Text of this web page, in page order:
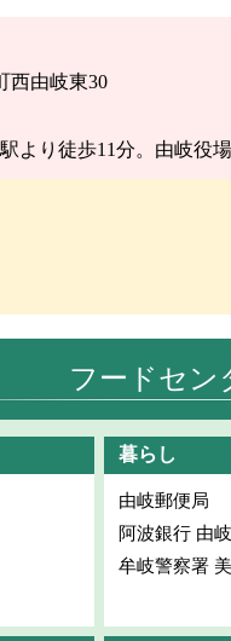
西由岐東30
より徒歩11分。由岐役
フードセン
暮らし
由岐郵便局
阿波銀行 由
牟岐警察署